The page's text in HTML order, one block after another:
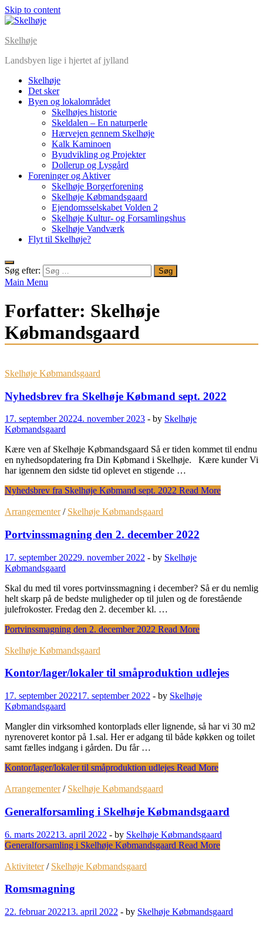
Skip to content
Skelhøje
Landsbyen lige i hjertet af jylland
Skelhøje
Det sker
Byen og lokalområdet
Skelhøjes historie
Skeldalen – En naturperle
Hærvejen gennem Skelhøje
Kalk Kaminoen
Byudvikling og Projekter
Dollerup og Lysgård
Foreninger og Aktiver
Skelhøje Borgerforening
Skelhøje Købmandsgaard
Ejendomsselskabet Volden 2
Skelhøje Kultur- og Forsamlingshus
Skelhøje Vandværk
Flyt til Skelhøje?
Søg efter:
Main Menu
Forfatter: Skelhøje
Købmandsgaard
Skelhøje Købmandsgaard
Nyhedsbrev fra Skelhøje Købmand sept. 2022
17. september 20224. november 2023 - by Skelhøje
Købmandsgaard
Kære ven af Skelhøje Købmandsgaard Så er tiden kommet til endnu
en nyhedsopdatering fra Din Købmand i Skelhøje. Kære kunder Vi
har igennem den sidste tid oplevet en stigende …
Nyhedsbrev fra Skelhøje Købmand sept. 2022 Read More
Arrangementer/ Skelhøje Købmandsgaard
Portvinssmagning den 2. december 2022
17. september 20229. november 2022 - by Skelhøje
Købmandsgaard
Skal du med til vores portvinssmagning i december? Så er du nemlig
helt skarp på de bedste muligheder op til julen og de forestående
julefrokoster. Fredag den 2. december kl. …
Portvinssmagning den 2. december 2022 Read More
Skelhøje Købmandsgaard
Kontor/lager/lokaler til småproduktion udlejes
17. september 202217. september 2022 - by Skelhøje
Købmandsgaard
Mangler din virksomhed kontorplads eller lignende, så har vi 30 m2
nyrenoveret kontor på 1.sal. Her er adgang til både køkken og toilet
samt fælles indgang i gården. Du får …
Kontor/lager/lokaler til småproduktion udlejes Read More
Arrangementer/ Skelhøje Købmandsgaard
Generalforsamling i Skelhøje Købmandsgaard
6. marts 202213. april 2022 - by Skelhøje Købmandsgaard
Generalforsamling i Skelhøje Købmandsgaard Read More
Aktiviteter/ Skelhøje Købmandsgaard
Romsmagning
22. februar 202213. april 2022 - by Skelhøje Købmandsgaard